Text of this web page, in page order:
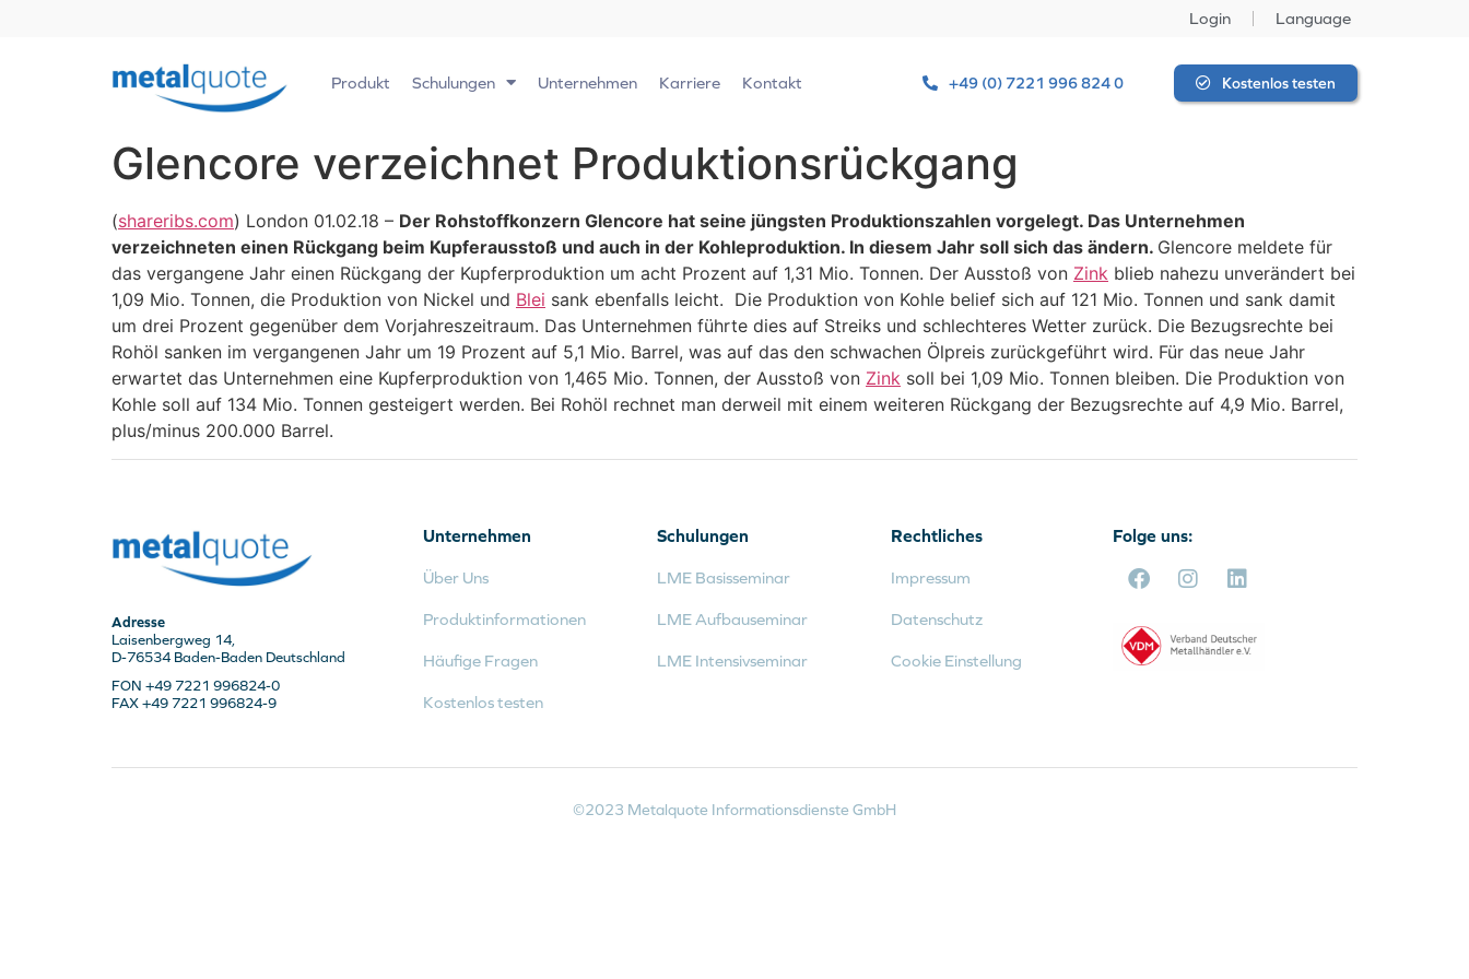
Login Language
Produkt Schulungen Unternehmen Karriere Kontakt +49 (0) 7221 996 824 0 Kostenlos testen
Glencore verzeichnet Produktionsrückgang
(shareribs.com) London 01.02.18 – Der Rohstoffkonzern Glencore hat seine jüngsten Produktionszahlen vorgelegt. Das Unternehmen
verzeichneten einen Rückgang beim Kupferausstoß und auch in der Kohleproduktion. In diesem Jahr soll sich das ändern. Glencore meldete für
das vergangene Jahr einen Rückgang der Kupferproduktion um acht Prozent auf 1,31 Mio. Tonnen. Der Ausstoß von Zink blieb nahezu unverändert bei
1,09 Mio. Tonnen, die Produktion von Nickel und Blei sank ebenfalls leicht. Die Produktion von Kohle belief sich auf 121 Mio. Tonnen und sank damit
um drei Prozent gegenüber dem Vorjahreszeitraum. Das Unternehmen führte dies auf Streiks und schlechteres Wetter zurück. Die Bezugsrechte bei
Rohöl sanken im vergangenen Jahr um 19 Prozent auf 5,1 Mio. Barrel, was auf das den schwachen Ölpreis zurückgeführt wird. Für das neue Jahr
erwartet das Unternehmen eine Kupferproduktion von 1,465 Mio. Tonnen, der Ausstoß von Zink soll bei 1,09 Mio. Tonnen bleiben. Die Produktion von
Kohle soll auf 134 Mio. Tonnen gesteigert werden. Bei Rohöl rechnet man derweil mit einem weiteren Rückgang der Bezugsrechte auf 4,9 Mio. Barrel,
plus/minus 200.000 Barrel.
Adresse
Laisenbergweg 14,
D-76534 Baden-Baden Deutschland
FON +49 7221 996824-0
FAX +49 7221 996824-9
Unternehmen
Über Uns
Produktinformationen
Häufige Fragen
Kostenlos testen
Schulungen
LME Basisseminar
LME Aufbauseminar
LME Intensivseminar
Rechtliches
Impressum
Datenschutz
Cookie Einstellung
Folge uns:
©2023 Metalquote Informationsdienste GmbH